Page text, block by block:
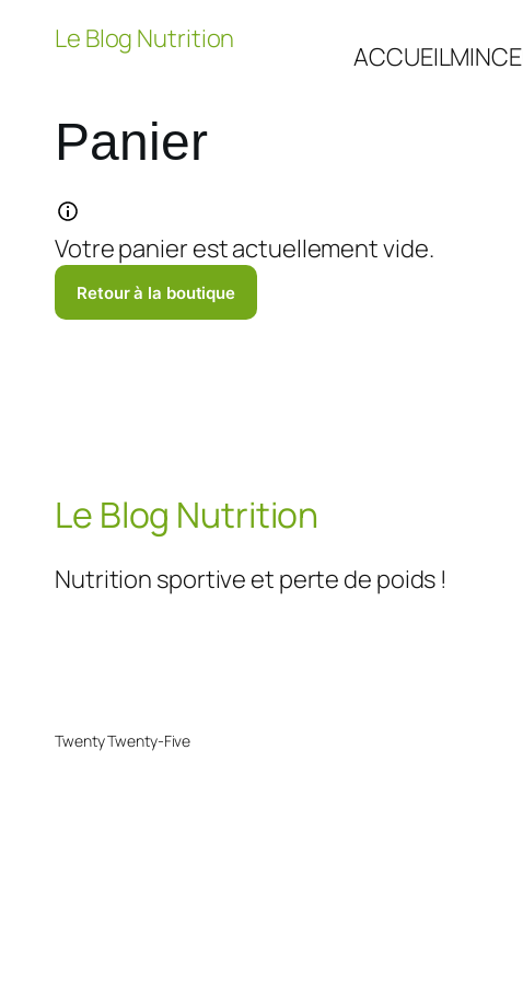
Le Blog Nutrition
ACCUEIL
Panier
Votre panier est actuellement vide.
Retour à la boutique
Le Blog Nutrition
Nutrition sportive et perte de poids !
Twenty Twenty-Five